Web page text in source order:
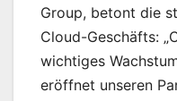
Group, betont die
Cloud-Geschäfts:
wichtiges
eröffnet unseren